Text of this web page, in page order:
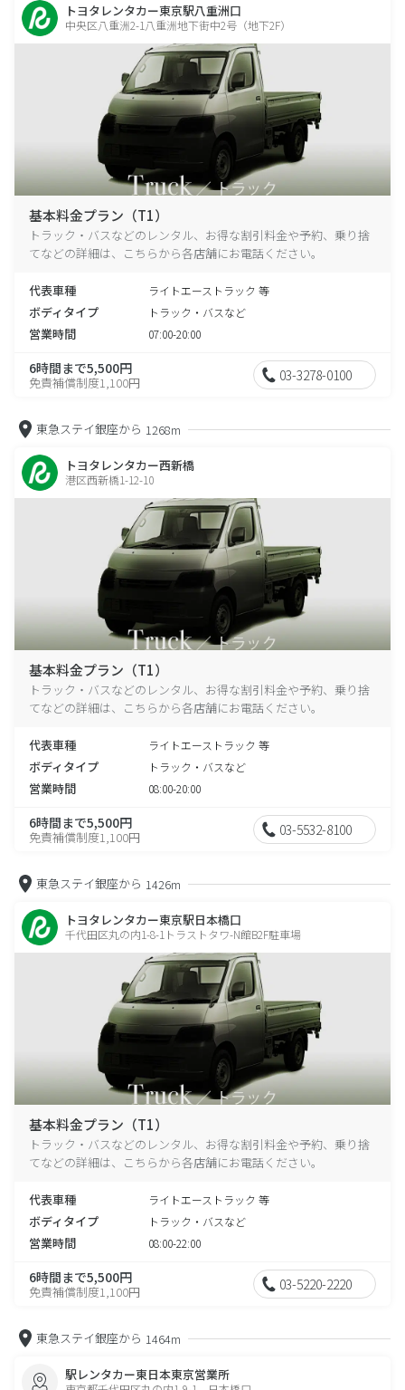
トヨタレンタカー東京駅八重洲口
中央区八重洲2-1八重洲地下街中2号（地下2F）
基本料金プラン（T1）
トラック・バスなどのレンタル、お得な割引料金や予約、乗り捨
てなどの詳細は、こちらから各店舗にお電話ください。
代表車種 ライトエーストラック 等
ボディタイプ トラック・バスなど
営業時間 07:00-20:00
6時間まで5,500円
免責補償制度1,100円 03-3278-0100
東急ステイ銀座から 1268m
トヨタレンタカー西新橋
港区西新橋1-12-10
基本料金プラン（T1）
トラック・バスなどのレンタル、お得な割引料金や予約、乗り捨
てなどの詳細は、こちらから各店舗にお電話ください。
代表車種 ライトエーストラック 等
ボディタイプ トラック・バスなど
営業時間 08:00-20:00
6時間まで5,500円
免責補償制度1,100円 03-5532-8100
東急ステイ銀座から 1426m
トヨタレンタカー東京駅日本橋口
千代田区丸の内1-8-1トラストタワ-N館B2F駐車場
基本料金プラン（T1）
トラック・バスなどのレンタル、お得な割引料金や予約、乗り捨
てなどの詳細は、こちらから各店舗にお電話ください。
代表車種 ライトエーストラック 等
ボディタイプ トラック・バスなど
営業時間 08:00-22:00
6時間まで5,500円
免責補償制度1,100円 03-5220-2220
東急ステイ銀座から 1464m
駅レンタカー東日本東京営業所